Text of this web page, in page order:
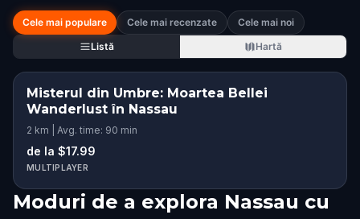
Cele mai populare Cele mai recenzate
Cele mai noi
Listă
Hartă
Misterul din Umbre: Moartea Bellei
Wanderlust în Nassau
2 km | Avg. time: 90 min
de la $17.99
MULTIPLAYER
Moduri de a explora Nassau cu